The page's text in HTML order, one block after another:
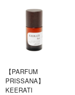
【PARFUM
PRISSANA】
KEERATI